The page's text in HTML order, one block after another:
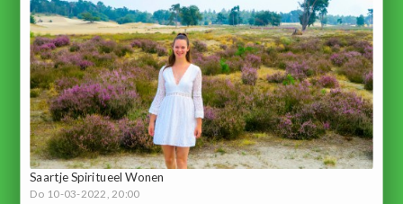
Saartje Spiritueel Wonen
Do 10-03-2022, 20:00